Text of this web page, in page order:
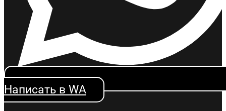
Написать в WA